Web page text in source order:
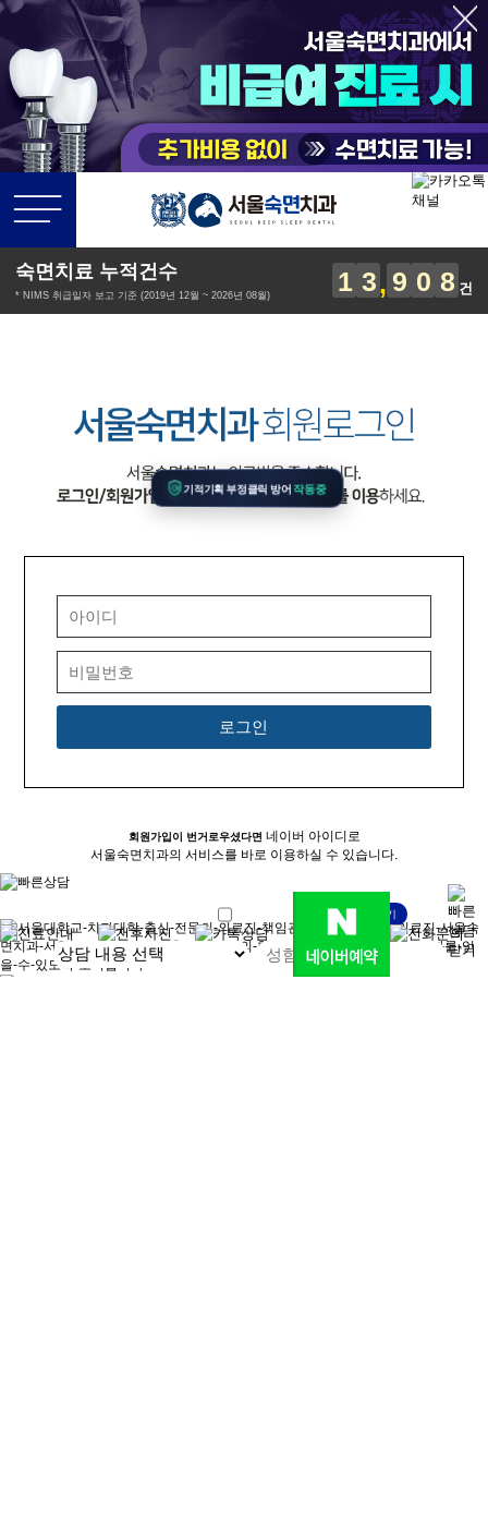
의식하진정법 숙면 치료
본문 바로가기
숙면치료 누적건수
* NIMS 취급일자 보고 기준 (2019년 12월 ~ 2026년 08월) 1 3 9 0 8 건
회원가입이 번거로우셨다면 네이버 아이디로
서울숙면치과의 서비스를 바로 이용하실 수 있습니다.
자세히보기
기적기획 부정클릭 방어 작동중